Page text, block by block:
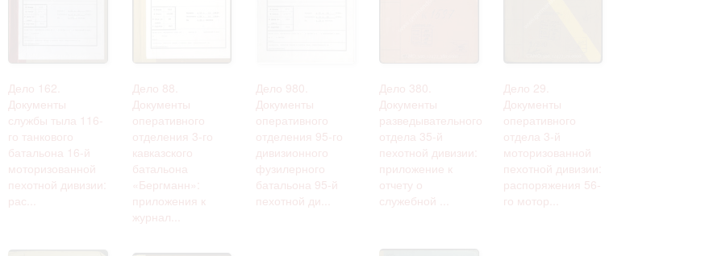
Дело 162.
Документы
службы тыла 116-
го танкового
батальона 16-й
моторизованной
пехотной дивизии:
рас...
Дело 88.
Документы
оперативного
отделения 3-го
кавказского
батальона
«Бергманн»:
приложения к
журнал...
Дело 980.
Документы
оперативного
отделения 95-го
дивизионного
фузилерного
батальона 95-й
пехотной ди...
Дело 380.
Документы
разведывательного
отдела 35-й
пехотной дивизии:
приложение к
отчету о
служебной ...
Дело 29.
Документы
оперативного
отдела 3-й
моторизованной
пехотной дивизии:
распоряжения 56-
го мотор...